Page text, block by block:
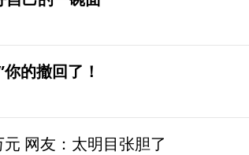
的撤回了！
网友：太明目张胆了